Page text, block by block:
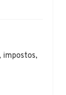
, impostos,